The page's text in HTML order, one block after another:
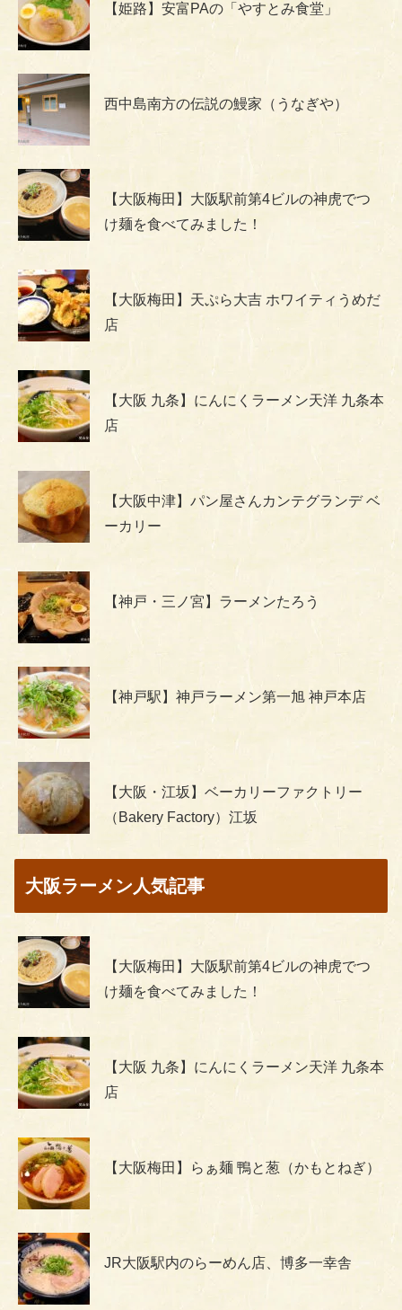
【姫路】安富PAの「やすとみ食堂」
西中島南方の伝説の鰻家（うなぎや）
【大阪梅田】大阪駅前第4ビルの神虎でつ
け麺を食べてみました！
【大阪梅田】天ぷら大吉 ホワイティうめだ
店
【大阪 九条】にんにくラーメン天洋 九条本
店
【大阪中津】パン屋さんカンテグランデ ベ
ーカリー
【神戸・三ノ宮】ラーメンたろう
【神戸駅】神戸ラーメン第一旭 神戸本店
【大阪・江坂】ベーカリーファクトリー
（Bakery Factory）江坂
大阪ラーメン人気記事
【大阪梅田】大阪駅前第4ビルの神虎でつ
け麺を食べてみました！
【大阪 九条】にんにくラーメン天洋 九条本
店
【大阪梅田】らぁ麺 鴨と葱（かもとねぎ）
JR大阪駅内のらーめん店、博多一幸舎